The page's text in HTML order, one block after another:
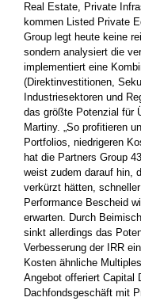
Real Estate, Private
kommen Listed Private
Group legt heute keine
sondern analysiert die
implementiert eine
(Direktinvestitionen,
Industriesektoren und
das größte Potenzial für
Martiny. „So profitieren
Portfolios, niedrigeren
hat die Partners Group
weist zudem ­darauf hin,
verkürzt hätten,
Performance Bescheid
erwarten. Durch
sinkt allerdings das
Verbesserung der IRR
Kosten ähnliche
Angebot offeriert Capital
Dachfondsgeschäft mit